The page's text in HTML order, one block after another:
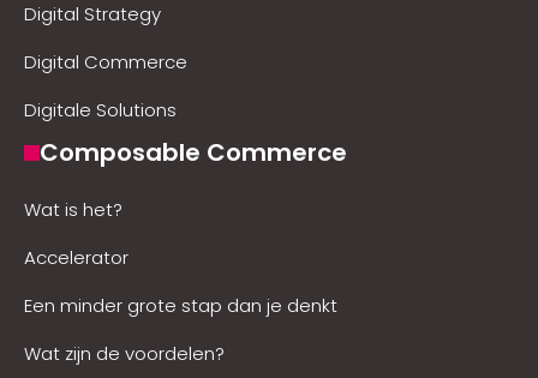
Digital Strategy
Digital Commerce
Digitale Solutions
Composable Commerce
Wat is het?
Accelerator
Een minder grote stap dan je denkt
Wat zijn de voordelen?